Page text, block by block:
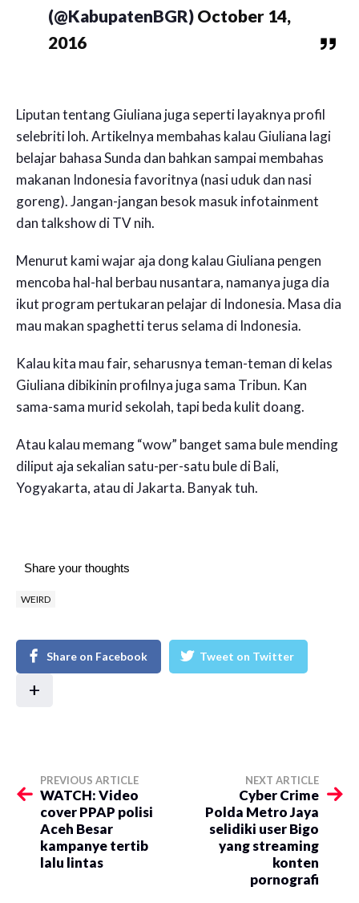
(@KabupatenBGR) October 14,
2016
Liputan tentang Giuliana juga seperti layaknya profil
selebriti loh. Artikelnya membahas kalau Giuliana lagi
belajar bahasa Sunda dan bahkan sampai membahas
makanan Indonesia favoritnya (nasi uduk dan nasi
goreng). Jangan-jangan besok masuk infotainment
dan talkshow di TV nih.
Menurut kami wajar aja dong kalau Giuliana pengen
mencoba hal-hal berbau nusantara, namanya juga dia
ikut program pertukaran pelajar di Indonesia. Masa dia
mau makan spaghetti terus selama di Indonesia.
Kalau kita mau fair, seharusnya teman-teman di kelas
Giuliana dibikinin profilnya juga sama Tribun. Kan
sama-sama murid sekolah, tapi beda kulit doang.
Atau kalau memang “wow” banget sama bule mending
diliput aja sekalian satu-per-satu bule di Bali,
Yogyakarta, atau di Jakarta. Banyak tuh.
Share your thoughts
WEIRD
Share on Facebook Tweet on Twitter
+
PREVIOUS ARTICLE
WATCH: Video
cover PPAP polisi
Aceh Besar
kampanye tertib
lalu lintas
NEXT ARTICLE
Cyber Crime
Polda Metro Jaya
selidiki user Bigo
yang streaming
konten
pornografi